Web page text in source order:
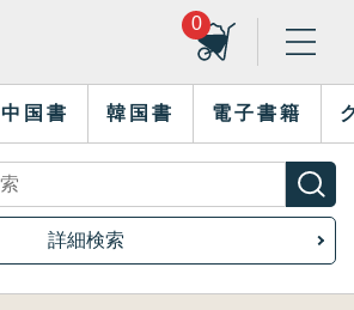
0
中国書 韓国書 電子書籍
詳細検索